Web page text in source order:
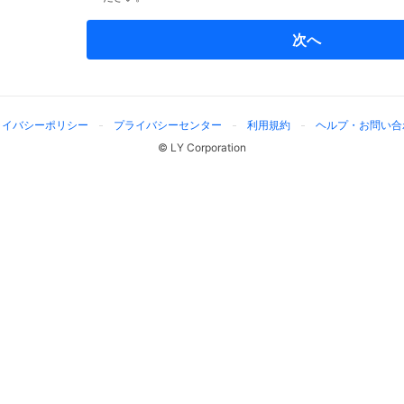
次へ
バシーポリシー プライバシーセンター 利用規約
ヘルプ・お問い
© LY Corporation